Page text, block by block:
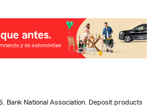
Bank National Association. Deposit products